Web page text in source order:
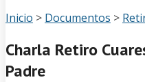
Inicio > Documentos >
Charla Retiro
Padre